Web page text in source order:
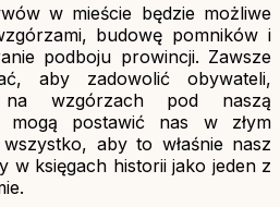
w mieście będzie możliwe
budowę pomników i
podboju prowincji. Zawsze
aby zadowolić obywateli,
na wzgórzach pod naszą
mogą postawić nas w złym
aby to właśnie nasz
w księgach historii jako jeden z